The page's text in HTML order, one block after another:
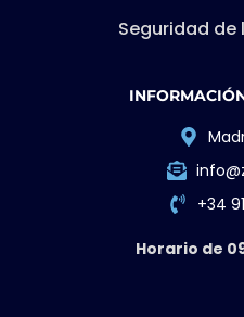
Seguridad
+34
Horario de